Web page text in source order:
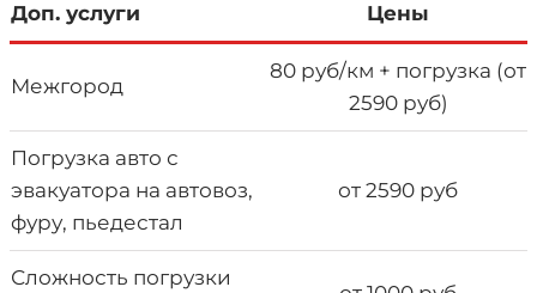
Доп. услуги Цены
Межгород
80 руб/км + погрузка (от
2590 руб)
Погрузка авто с
эвакуатора на автовоз,
фуру, пьедестал
от 2590 руб
Сложность погрузки